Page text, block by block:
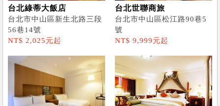
台北綠蒂大飯店
台北市中山區新生北路三段
56巷14號
NT$ 2,025元起
台北世聯商旅
台北市中山區松江路90巷5
號
NT$ 9,999元起